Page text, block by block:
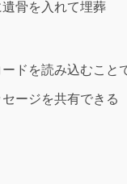
骨を入れて埋葬
ードを読み込むこと
ージを共有できる